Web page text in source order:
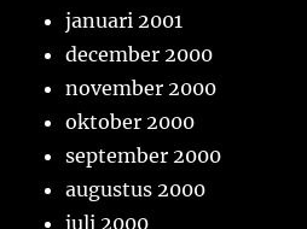
januari 2001
december 2000
november 2000
oktober 2000
september 2000
augustus 2000
juli 2000